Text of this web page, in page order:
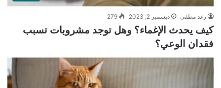
رغد مطفي ديسمبر 2, 2023 279
كيف يحدث الإغماء؟ وهل توجد مشروبات تسبب
فقدان الوعي؟